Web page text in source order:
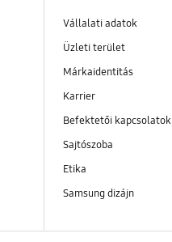
Vállalati adatok
Üzleti terület
Márkaidentitás
Karrier
Befektetői kapcsolatok
Sajtószoba
Etika
Samsung dizájn